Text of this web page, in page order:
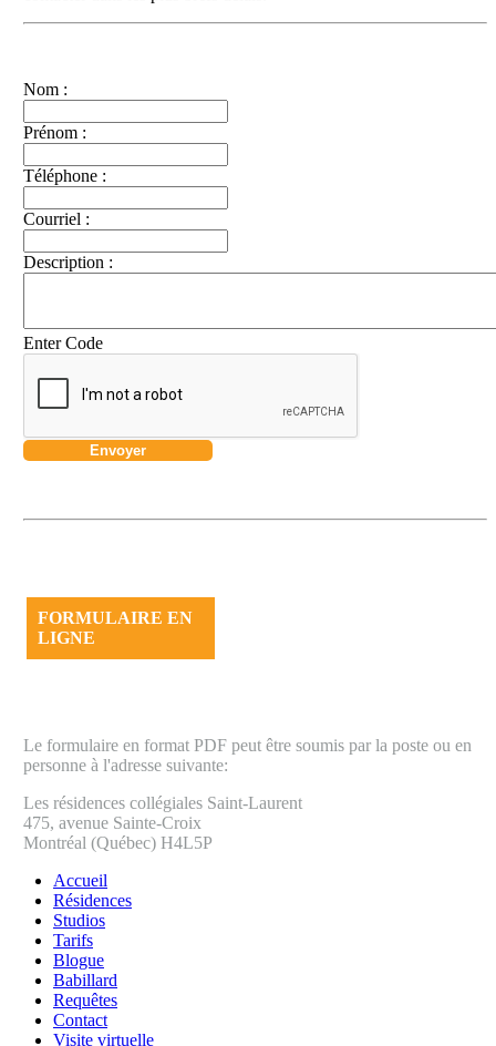
Nom :
Prénom :
Téléphone :
Courriel :
Description :
Enter Code
FORMULAIRE EN
LIGNE
Le formulaire en format PDF peut être soumis par la poste ou en
personne à l'adresse suivante:
Les résidences collégiales Saint-Laurent
475, avenue Sainte-Croix
Montréal (Québec) H4L5P
Accueil
Résidences
Studios
Tarifs
Blogue
Babillard
Requêtes
Contact
Visite virtuelle